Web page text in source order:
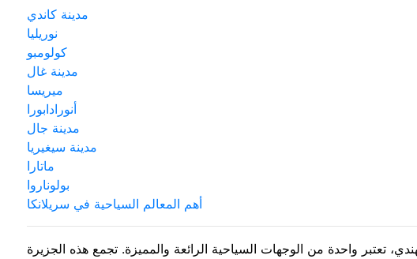
مدينة كاندي
نوريليا
كولومبو
مدينة غال
ميريسا
أنورادابورا
مدينة جال
مدينة سيغيريا
ماتارا
بولوناروا
أهم المعالم السياحية في سريلانكا
تعتبر واحدة من الوجهات السياحية الرائعة والمميزة. تجمع هذه الجزيرة